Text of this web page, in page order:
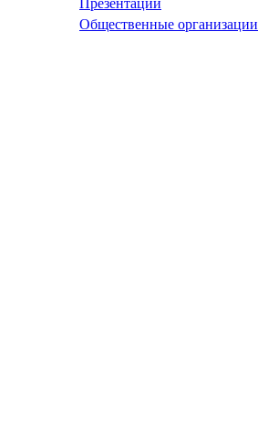
Презентации
Общественные организации